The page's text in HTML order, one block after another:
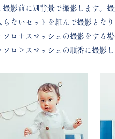
影前に別背景で撮影します。
らないセットを組んで撮影とな
ソロ＋スマッシュの撮影をする
ソロ＞スマッシュの順番に撮影